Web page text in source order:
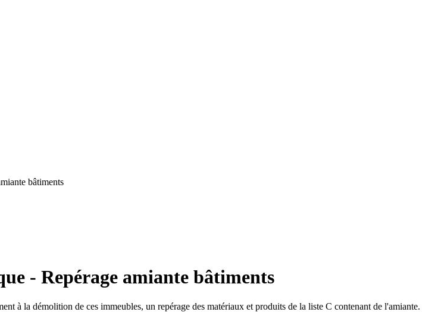
bâtiments
- Repérage amiante bâtiments
à la démolition de ces immeubles, un repérage des matériaux et produits de la liste C contenant de l'amiante.